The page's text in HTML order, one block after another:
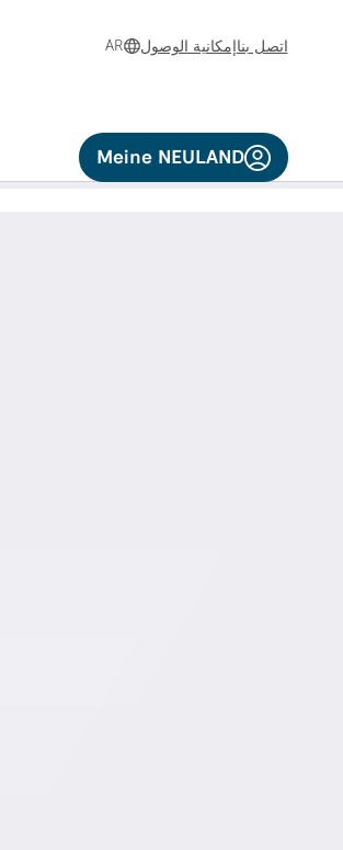
اتصل بناإمكانية الوصول AR
Meine NEULAND